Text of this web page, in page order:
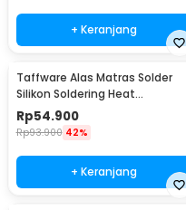
+ Keranjang
Taffware Alas Matras Solder
Silikon Soldering Heat
Resistant 450x300mm - S-160
Rp54.900
Rp93.900 42%
+ Keranjang